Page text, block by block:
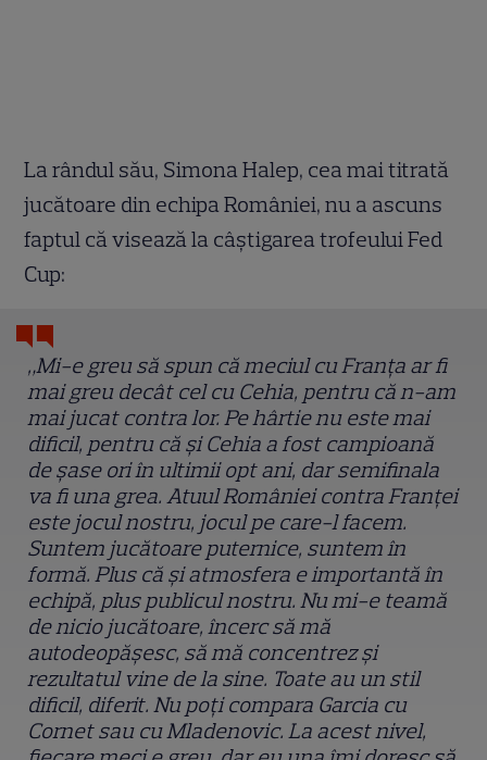
La rândul său, Simona Halep, cea mai titrată
jucătoare din echipa României, nu a ascuns
faptul că visează la câștigarea trofeului Fed
Cup:
„Mi-e greu să spun că meciul cu Franța ar fi
mai greu decât cel cu Cehia, pentru că n-am
mai jucat contra lor. Pe hârtie nu este mai
dificil, pentru că și Cehia a fost campioană
de șase ori în ultimii opt ani, dar semifinala
va fi una grea. Atuul României contra Franței
este jocul nostru, jocul pe care-l facem.
Suntem jucătoare puternice, suntem în
formă. Plus că și atmosfera e importantă în
echipă, plus publicul nostru. Nu mi-e teamă
de nicio jucătoare, încerc să mă
autodeopășesc, să mă concentrez și
rezultatul vine de la sine. Toate au un stil
dificil, diferit. Nu poți compara Garcia cu
Cornet sau cu Mladenovic. La acest nivel,